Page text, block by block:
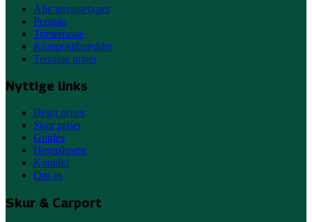
Alle terrassetyper
Pergola
Træterrasse
Kompositbrædder
Terrasse priser
Nyttige links
Hegn priser
Skur priser
Guides
Hegnsloven
Kontakt
Om os
Skur & Carport